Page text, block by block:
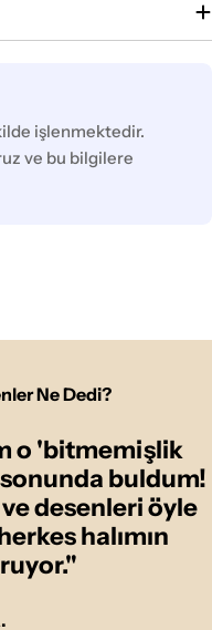
işlenmektedir.
ve bu bilgilere
Ne Dedi?
o 'bitmemişlik
buldum!
desenleri öyle
halımın